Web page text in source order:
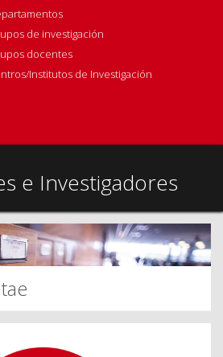
de investigación
docentes
Institutos de Investigación
e Investigadores